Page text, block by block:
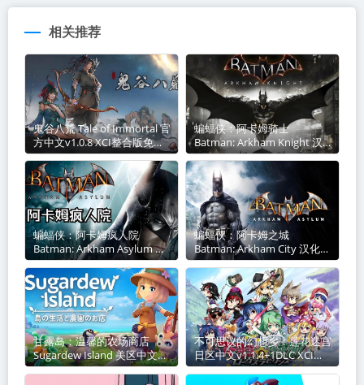
相关推荐
鬼谷八荒 Tale of Immortal 官
方中文v1.0.8 XCI整合版免费
百度网盘下载
蝙蝠侠：阿卡姆骑士
Batman: Arkham Knight 汉
化中文本体XCI免费网盘下载
蝙蝠侠：阿卡姆疯人院
Batman: Arkham Asylum 汉
化中文本体v1.0.0 XCI免费百
度网盘下载
蝙蝠侠：阿卡姆之城
Batman: Arkham City 汉化中
文本体v1.0.2 nsp免费百度网
盘下载
甘露岛：温馨的农场商店
Sugardew Island 美区中文
v1.0.9+3DLC整合版 XCI免费
不可思议的幻想乡：莲花迷宫
日区中文v1.1.4+1DLC XCI免
费百度网盘下载